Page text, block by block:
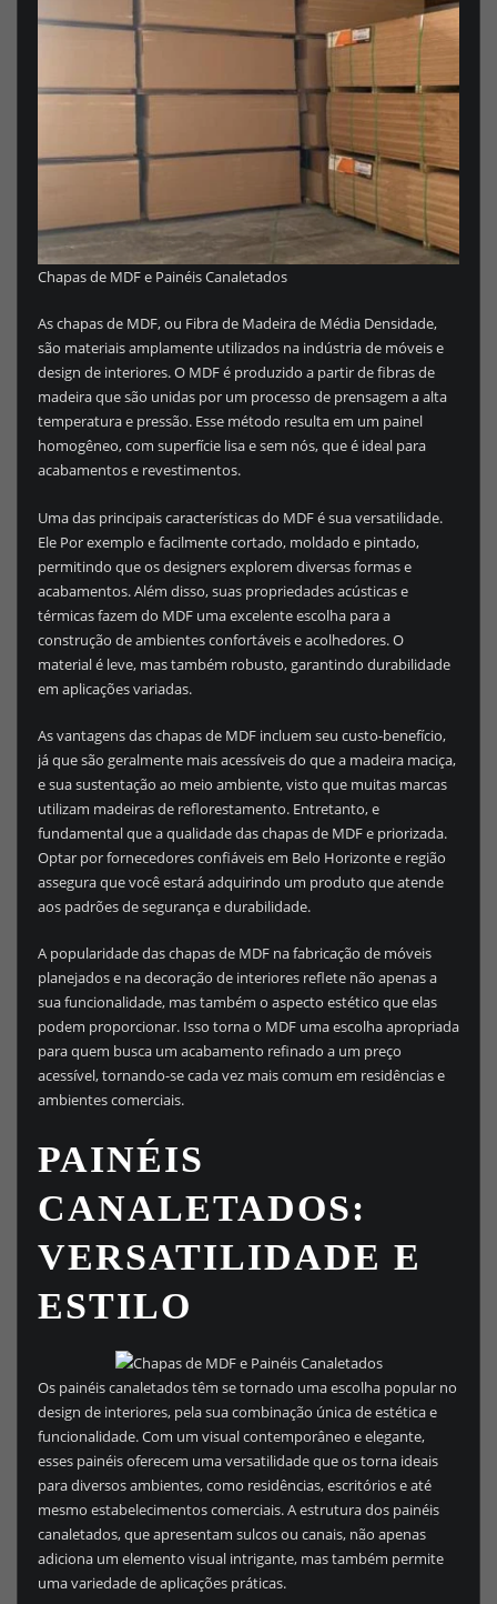
Chapas de MDF e Painéis Canaletados
As chapas de MDF, ou Fibra de Madeira de Média Densidade,
são materiais amplamente utilizados na indústria de móveis e
design de interiores. O MDF é produzido a partir de fibras de
madeira que são unidas por um processo de prensagem a alta
temperatura e pressão. Esse método resulta em um painel
homogêneo, com superfície lisa e sem nós, que é ideal para
acabamentos e revestimentos.
Uma das principais características do MDF é sua versatilidade.
Ele Por exemplo e facilmente cortado, moldado e pintado,
permitindo que os designers explorem diversas formas e
acabamentos. Além disso, suas propriedades acústicas e
térmicas fazem do MDF uma excelente escolha para a
construção de ambientes confortáveis e acolhedores. O
material é leve, mas também robusto, garantindo durabilidade
em aplicações variadas.
As vantagens das chapas de MDF incluem seu custo-benefício,
já que são geralmente mais acessíveis do que a madeira maciça,
e sua sustentação ao meio ambiente, visto que muitas marcas
utilizam madeiras de reflorestamento. Entretanto, e
fundamental que a qualidade das chapas de MDF e priorizada.
Optar por fornecedores confiáveis em Belo Horizonte e região
assegura que você estará adquirindo um produto que atende
aos padrões de segurança e durabilidade.
A popularidade das chapas de MDF na fabricação de móveis
planejados e na decoração de interiores reflete não apenas a
sua funcionalidade, mas também o aspecto estético que elas
podem proporcionar. Isso torna o MDF uma escolha apropriada
para quem busca um acabamento refinado a um preço
acessível, tornando-se cada vez mais comum em residências e
ambientes comerciais.
PAINÉIS
CANALETADOS:
VERSATILIDADE E
ESTILO
Os painéis canaletados têm se tornado uma escolha popular no
design de interiores, pela sua combinação única de estética e
funcionalidade. Com um visual contemporâneo e elegante,
esses painéis oferecem uma versatilidade que os torna ideais
para diversos ambientes, como residências, escritórios e até
mesmo estabelecimentos comerciais. A estrutura dos painéis
canaletados, que apresentam sulcos ou canais, não apenas
adiciona um elemento visual intrigante, mas também permite
uma variedade de aplicações práticas.